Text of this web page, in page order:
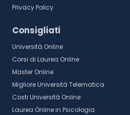
Privacy Policy
Consigliati
Università Online
Corsi di Laurea Online
Master Online
Migliore Università Telematica
Costi Università Online
Laurea Online in Psicologia